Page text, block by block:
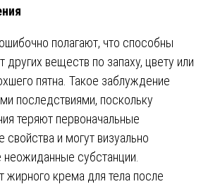
полагают, что способны
других веществ по запаху, цвету или
пятна. Такое заблуждение
последствиями, поскольку
теряют первоначальные
свойства и могут визуально
субстанции.
жирного крема для тела после